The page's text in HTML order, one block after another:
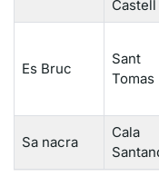
Castell
Es Bruc
Sant
Tomas
Sa nacra
Cala